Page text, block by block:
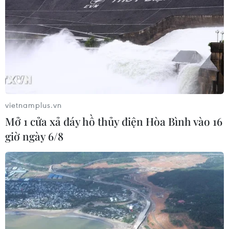
#kim tự tháp Ai Cập
TIN LIÊN QUAN
vietnamplus.vn
Mở 1 cửa xả đáy hồ thủy điện Hòa Bình vào 16
giờ ngày 6/8